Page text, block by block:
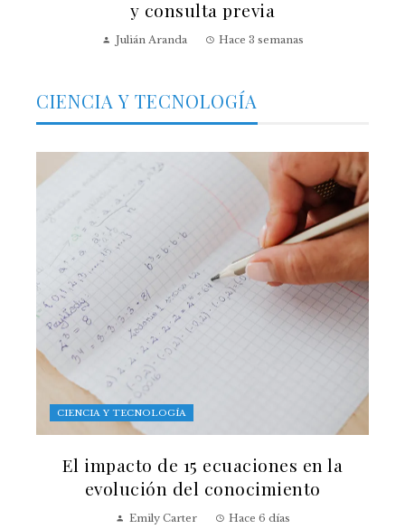
y consulta previa
Julián Aranda Hace 3 semanas
CIENCIA Y TECNOLOGÍA
CIENCIA Y TECNOLOGÍA
El impacto de 15 ecuaciones en la
evolución del conocimiento
Emily Carter Hace 6 días